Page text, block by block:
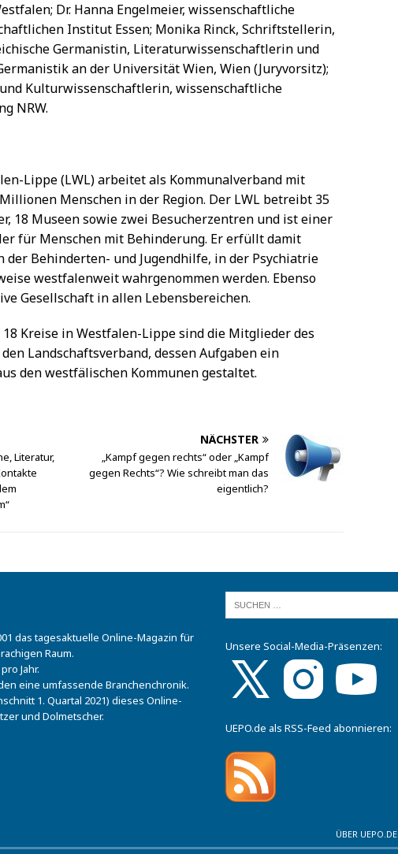
Dr. Hanna Engelmeier, wissenschaftliche
Institut Essen; Monika Rinck, Schriftstellerin,
Germanistin, Literaturwissenschaftlerin und
an der Universität Wien, Wien (Juryvorsitz);
Kulturwissenschaftlerin, wissenschaftliche
NRW.
Lippe (LWL) arbeitet als Kommunalverband mit
Menschen in der Region. Der LWL betreibt 35
18 Museen sowie zwei Besucherzentren und ist einer
für Menschen mit Behinderung. Er erfüllt damit
der Behinderten- und Jugendhilfe, in der Psychiatrie
westfalenweit wahrgenommen werden. Ebenso
Gesellschaft in allen Lebensbereichen.
Kreise in Westfalen-Lippe sind die Mitglieder des
Landschaftsverband, dessen Aufgaben ein
den westfälischen Kommunen gestaltet.
Literatur,
NÄCHSTER
„Kampf gegen rechts“ oder „Kampf
gegen Rechts“? Wie schreibt man das
eigentlich?
das tagesaktuelle Online-Magazin für
Raum.
Jahr.
eine umfassende Branchenchronik.
1. Quartal 2021) dieses Online-
und Dolmetscher.
Unsere Social-Media-Präsenzen:
UEPO.de als RSS-Feed abonnieren:
ÜBER UEPO.DE